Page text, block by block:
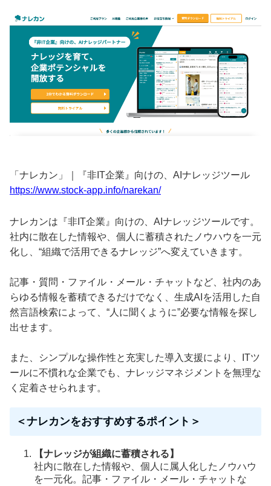
「ナレカン」｜『非IT企業』向けの、AIナレッジツール
https://www.stock-app.info/narekan/
ナレカンは『非IT企業』向けの、AIナレッジツールです。
社内に散在した情報や、個人に蓄積されたノウハウを一元
化し、“組織で活用できるナレッジ”へ変えていきます。
記事・質問・ファイル・メール・チャットなど、社内のあ
らゆる情報を蓄積できるだけでなく、生成AIを活用した自
然言語検索によって、“人に聞くように”必要な情報を探し
出せます。
また、シンプルな操作性と充実した導入支援により、ITツ
ールに不慣れな企業でも、ナレッジマネジメントを無理な
く定着させられます。
＜ナレカンをおすすめするポイント＞
【ナレッジが組織に蓄積される】
社内に散在した情報や、個人に属人化したノウハウ
を一元化。記事・ファイル・メール・チャットな